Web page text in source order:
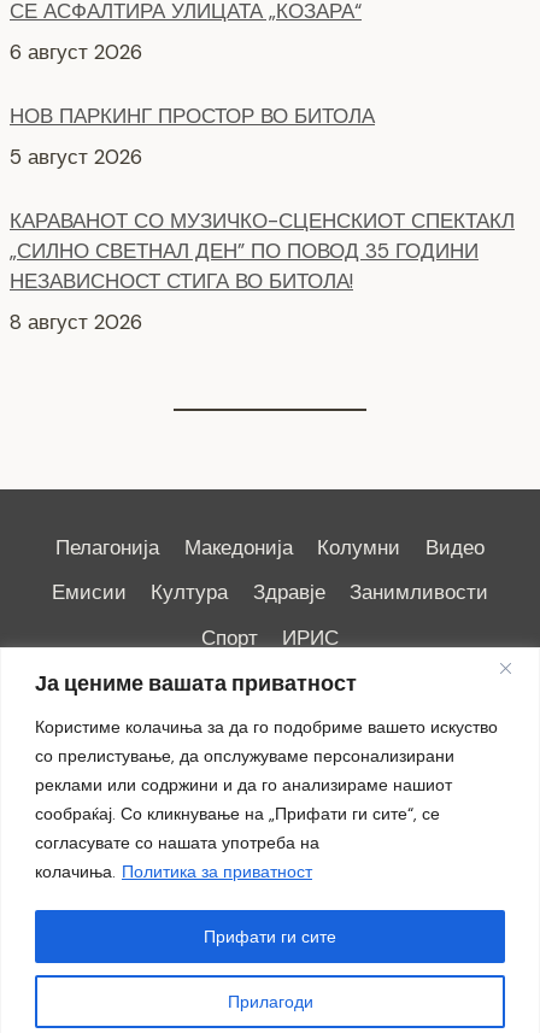
Ја цениме вашата приватност
Користиме колачиња за да го подобриме вашето искуство
со прелистување, да опслужуваме персонализирани
реклами или содржини и да го анализираме нашиот
сообраќај. Со кликнување на „Прифати ги сите“, се
согласувате со нашата употреба на
колачиња. Политика за приватност
Прилагоди
Прифати ги сите
5 август 2026
„СИЛНО СВЕТНАЛ ДЕН” ПО ПОВОД 35 ГОДИНИ
НЕЗАВИСНОСТ СТИГА ВО БИТОЛА!
СЕ АСФАЛТИРААТ УШТЕ ДВЕ УЛИЦИ КАЈ
ЗДРАВСТВEНИОТ ДОМ
7 август 2026
Пелагонија Македонија Колумни
Видео
Емисии
Култура Здравје
Занимливости
Спорт
ИРИС
Импресум|Маркетинг